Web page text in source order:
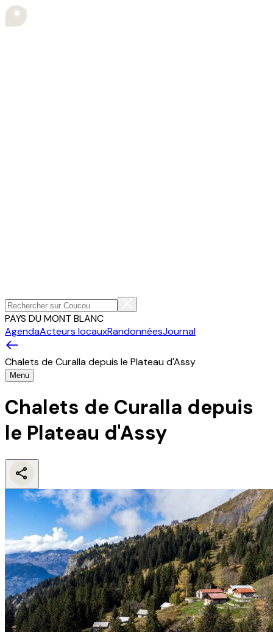
PAYS DU MONT BLANC
AgendaActeurs locauxRandonnéesJournal
Chalets de Curalla depuis le Plateau d'Assy
Menu
Chalets de Curalla depuis
le Plateau d'Assy